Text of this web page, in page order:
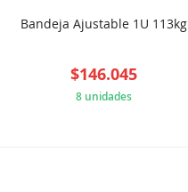
Bandeja Ajustable 1U 113kg
$146.045
8 unidades